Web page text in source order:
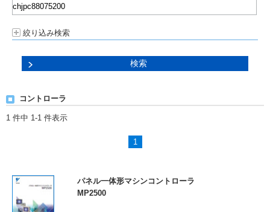
絞り込み検索
コントローラ
1 件中 1-1 件表示
1
パネル一体形マシンコントローラ
MP2500